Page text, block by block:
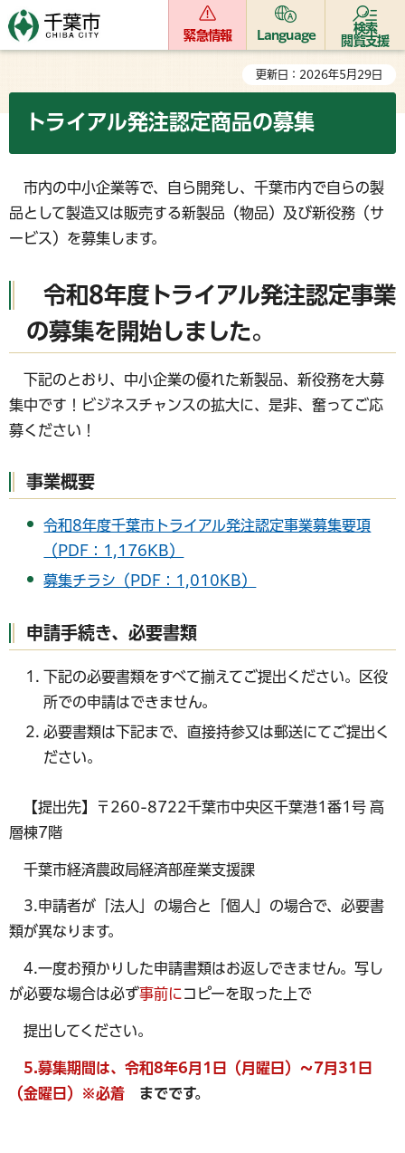
緊急情報 Language
検索
閲覧支援
更新日：2026年5月29日
トライアル発注認定商品の募集
市内の中小企業等で、自ら開発し、千葉市内で自らの製
品として製造又は販売する新製品（物品）及び新役務（サ
ービス）を募集します。
令和8年度トライアル発注認定事業
の募集を開始しました。
下記のとおり、中小企業の優れた新製品、新役務を大募
集中です！ビジネスチャンスの拡大に、是非、奮ってご応
募ください！
事業概要
令和8年度千葉市トライアル発注認定事業募集要項
（PDF：1,176KB）
募集チラシ（PDF：1,010KB）
申請手続き、必要書類
下記の必要書類をすべて揃えてご提出ください。区役
所での申請はできません。
必要書類は下記まで、直接持参又は郵送にてご提出く
ださい。
【提出先】〒260-8722千葉市中央区千葉港1番1号 高
層棟7階
千葉市経済農政局経済部産業支援課
3.申請者が「法人」の場合と「個人」の場合で、必要書
類が異なります。
4.一度お預かりした申請書類はお返しできません。写し
が必要な場合は必ず事前にコピーを取った上で
提出してください。
5.募集期間は、令和8年6月1日（月曜日）～7月31日
（金曜日）※必着 までです。